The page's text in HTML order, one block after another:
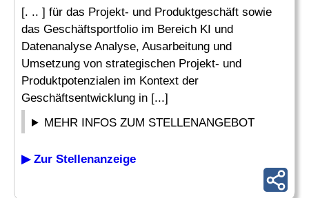
[. .. ] für das Projekt- und Produktgeschäft sowie
das Geschäftsportfolio im Bereich KI und
Datenanalyse Analyse, Ausarbeitung und
Umsetzung von strategischen Projekt- und
Produktpotenzialen im Kontext der
Geschäftsentwicklung in [...]
MEHR INFOS ZUM STELLENANGEBOT
▶ Zur Stellenanzeige